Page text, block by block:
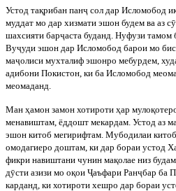
Устод тақрибан панҷ сол дар Исломобод
муддат мо дар хизмати эшон будем ва аз сӯ
шахсияти барҷаста буданд. Нуфузи тамом
Вуҷуди эшон дар Исломобод барои мо
маҷолиси мухталиф эшонро мебурдем,
адибони Покистон, ки ба Исломобод
меомаданд.
Ман ҳамон замон хотироти ҳар
менавиштам, ёддошт мекардам. Устод аз
эшон китоб мегирифтам. Мубодилаи
омодагиеро доштам, ки дар бораи устод
фикри навиштани чунин мақолае низ
дӯсти азизи мо оқои Ҷаъфари Ранҷбар ба
карданд, ки хотироти хешро дар бораи